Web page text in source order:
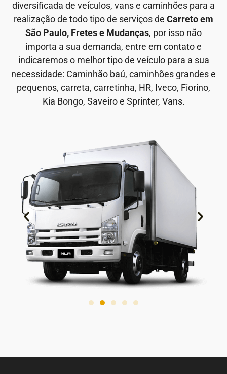
diversificada de veículos, vans e caminhões para a
realização de todo tipo de serviços de Carreto em
São Paulo, Fretes e Mudanças, por isso não
importa a sua demanda, entre em contato e
indicaremos o melhor tipo de veículo para a sua
necessidade: Caminhão baú, caminhões grandes e
pequenos, carreta, carretinha, HR, Iveco, Fiorino,
Kia Bongo, Saveiro e Sprinter, Vans.